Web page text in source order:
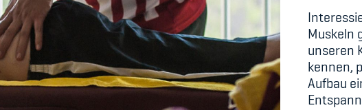
Kinderbetreuung
Schwangerschaft
Muskeln
unseren
kennen,
Aufbau